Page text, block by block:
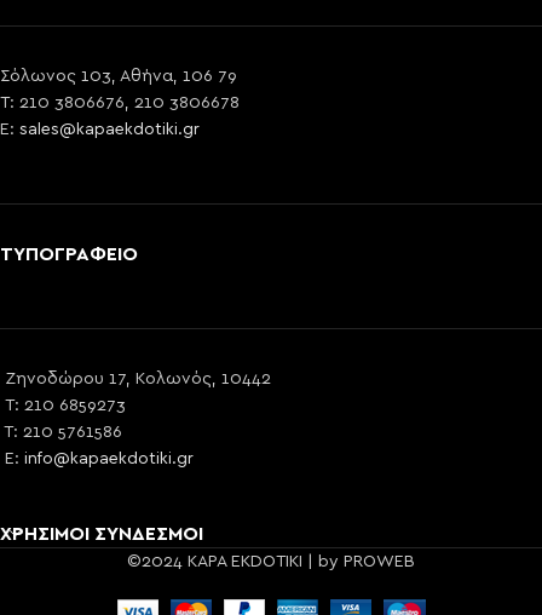
Σόλωνος 103, Αθήνα, 106 79
T: 210 3806676, 210 3806678
E: sales@kapaekdotiki.gr
ΤΥΠΟΓΡΑΦΕΙΟ
Ζηνοδώρου 17, Κολωνός, 10442
T: 210 6859273
T: 210 5761586
E: info@kapaekdotiki.gr
ΧΡΗΣΙΜΟΙ ΣΥΝΔΕΣΜΟΙ
©2024 KAPA EKDOTIKI | by PROWEB